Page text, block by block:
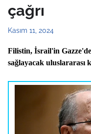
çağrı
Kasım 11, 2024
Filistin, İsrail'in
sağlayacak uluslararası